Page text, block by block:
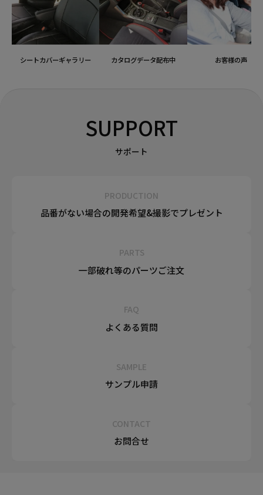
シートカバーギャラリー カタログデータ配布中 お客様の声
SUPPORT
サポート
PRODUCTION
品番がない場合の開発希望&撮影でプレゼント
PARTS
一部破れ等のパーツご注文
FAQ
よくある質問
SAMPLE
サンプル申請
CONTACT
お問合せ